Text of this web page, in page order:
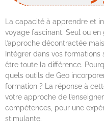
La capacité à apprendre et
voyage fascinant. Seul ou
l’approche décontractée
Intégrer dans vos
être toute la différence.
quels outils de Geo
formation ? La réponse à
votre approche de
compétences, pour une
stimulante.